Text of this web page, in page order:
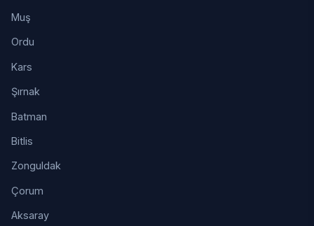
Muş
Ordu
Kars
Şırnak
Batman
Bitlis
Zonguldak
Çorum
Aksaray